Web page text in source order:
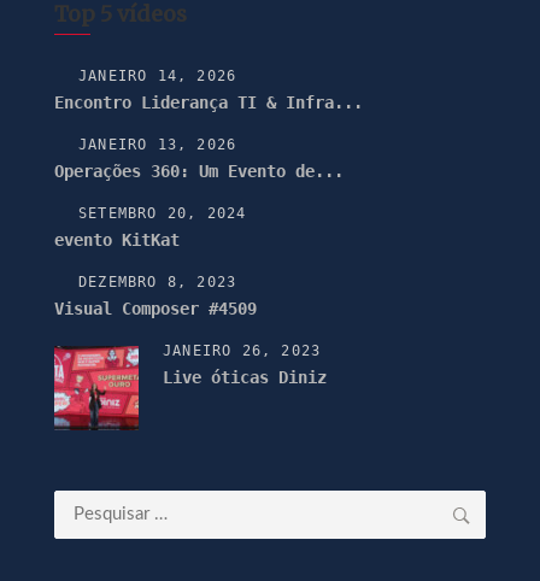
Top 5 vídeos
JANEIRO 14, 2026
Encontro Liderança TI & Infra...
JANEIRO 13, 2026
Operações 360: Um Evento de...
SETEMBRO 20, 2024
evento KitKat
DEZEMBRO 8, 2023
Visual Composer #4509
JANEIRO 26, 2023
Live óticas Diniz
Pesquisar
por: